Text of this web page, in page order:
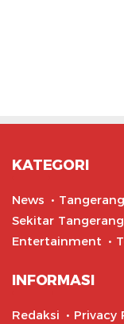
KATEGORI
News
Sekitar Tangerang
Entertainment
INFORMASI
Redaksi Privacy